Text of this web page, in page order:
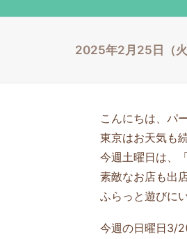
2025年2月25日（
こんにちは、パ
東京はお天気も
今週土曜日は、
素敵なお店も出
ふらっと遊びに
今週の日曜日3/